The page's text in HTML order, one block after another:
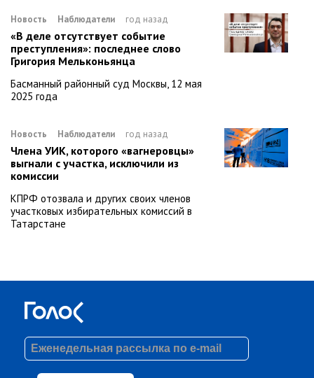
Новость Наблюдатели год назад
«В деле отсутствует событие
преступления»: последнее слово
Григория Мельконьянца
Басманный районный суд Москвы, 12 мая
2025 года
Новость Наблюдатели год назад
Члена УИК, которого «вагнеровцы»
выгнали с участка, исключили из
комиссии
КПРФ отозвала и других своих членов
участковых избирательных комиссий в
Татарстане